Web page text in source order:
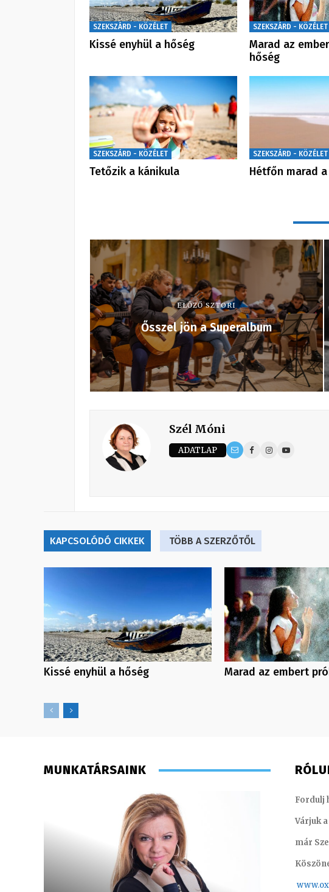
SZEKSZÁRD - KÖZÉLET
Kissé enyhül a hőség
SZEKSZÁRD - KÖZÉLET
Marad az
hőség
SZEKSZÁRD - KÖZÉLET
Tetőzik a kánikula
SZEKSZÁRD - KÖZÉLET
Hétfőn marad
ELŐZŐ SZTORI
Ősszel jön a Superalbum
Szél Móni
ADATLAP
KAPCSOLÓDÓ CIKKEK TÖBB A SZERZŐTŐL
Kissé enyhül a hőség Marad az embert
MUNKATÁRSAINK
Fordulj
Várjuk
már